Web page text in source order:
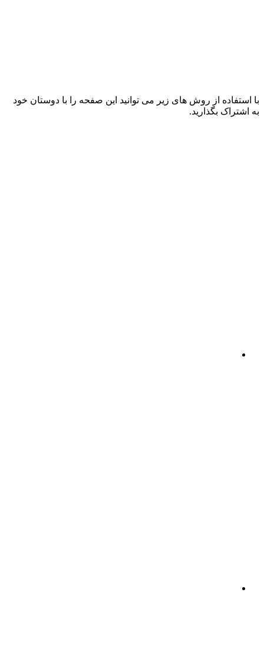
با استفاده از روش های زیر می توانید این صفحه را با دوستان خود
به اشتراک بگذارید.